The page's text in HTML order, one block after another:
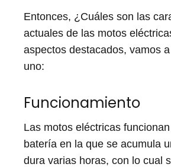
Entonces, ¿Cuáles son las
actuales de las motos
aspectos destacados, vamos
uno:
Funcionamiento
Las motos eléctricas
batería en la que se acumula
dura varias horas, con lo cual